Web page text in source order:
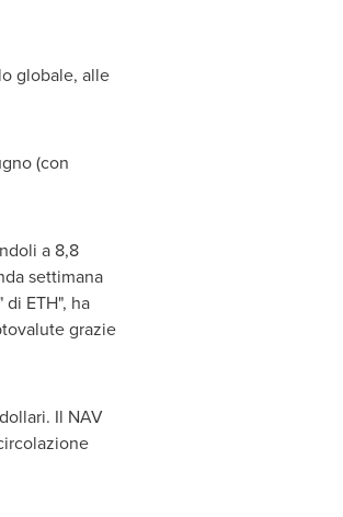
globale, alle
(con
a 8,8
settimana
ETH", ha
grazie
Il NAV